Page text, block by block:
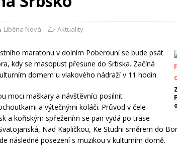
Liběna Nová Aktuality
maratonu v dolním Poberouní se bude psát
kdy se masopust přesune do Srbska. Začíná
domem u vlakového nádraží v 11 hodin.
moci maškary a návštěvníci posilnit
a výtečnými koláči. Průvod v čele
a koňským spřežením se pan vydá po trase
Nad Kapličkou, Ke Studni směrem do
následné posezení s muzikou v kulturním domě.